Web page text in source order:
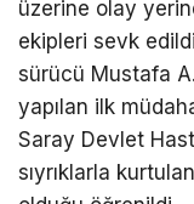
üzerine olay
ekipleri sevk
sürücü Mustafa
yapılan ilk
Saray Devlet
sıyrıklarla